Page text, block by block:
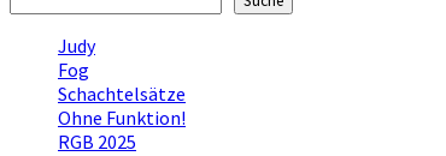
Judy
Fog
Schachtelsätze
Ohne Funktion!
RGB 2025